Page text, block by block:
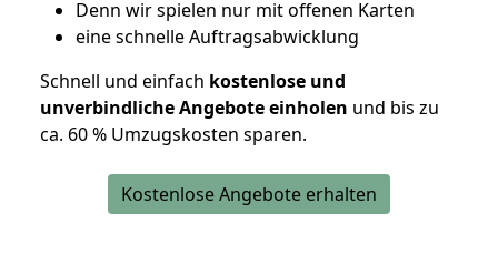
Denn wir spielen nur mit offenen Karten
eine schnelle Auftragsabwicklung
Schnell und einfach kostenlose und
unverbindliche Angebote einholen und bis zu
ca. 60 % Umzugskosten sparen.
Kostenlose Angebote erhalten